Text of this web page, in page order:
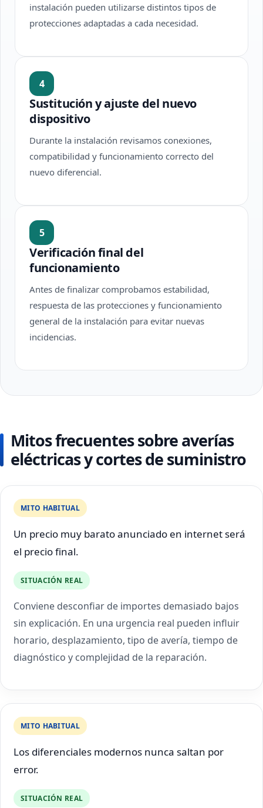
instalación pueden utilizarse distintos tipos de
protecciones adaptadas a cada necesidad.
4
Sustitución y ajuste del nuevo
dispositivo
Durante la instalación revisamos conexiones,
compatibilidad y funcionamiento correcto del
nuevo diferencial.
5
Verificación final del
funcionamiento
Antes de finalizar comprobamos estabilidad,
respuesta de las protecciones y funcionamiento
general de la instalación para evitar nuevas
incidencias.
Mitos frecuentes sobre averías
eléctricas y cortes de suministro
MITO HABITUAL
Un precio muy barato anunciado en internet será
el precio final.
SITUACIÓN REAL
Conviene desconfiar de importes demasiado bajos
sin explicación. En una urgencia real pueden influir
horario, desplazamiento, tipo de avería, tiempo de
diagnóstico y complejidad de la reparación.
MITO HABITUAL
Los diferenciales modernos nunca saltan por
error.
SITUACIÓN REAL